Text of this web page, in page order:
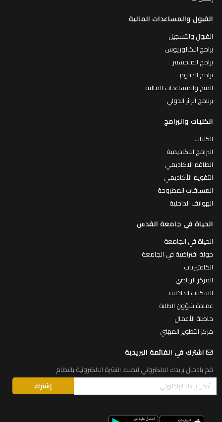
القبول والمساعدات المالية
القبول والتسجيل
برامج البكالوريوس
برامج الماجستير
برامج الدبلوم
المنح والمساعدات المالية
برنامج الزائر الدولي
الكليات والبرامج
الكليات
البرامج الاكاديمية
الطاقم الاكاديمي
التقويم الأكاديمي
المساقات المطروحة
الهواتف الداخلية
الحياة في جامعة القدس
الحياة في الجامعة
جولة افتراضية في الجامعة
الكافتيريات
المركز الرياضي
السكنات الداخلية
عمادة شؤون الطلبة
حاضنة الأعمال
مركز التطوير المهني
اشترك في القائمة البريدية
قم بادخال بريدك الالكتروني لتصلك النشرة الالكترونية بانتظام